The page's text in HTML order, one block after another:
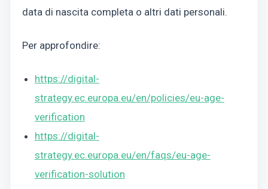
data di nascita completa o altri dati personali.
Per approfondire:
https://digital-
strategy.ec.europa.eu/en/policies/eu-age-
verification
https://digital-
strategy.ec.europa.eu/en/faqs/eu-age-
verification-solution